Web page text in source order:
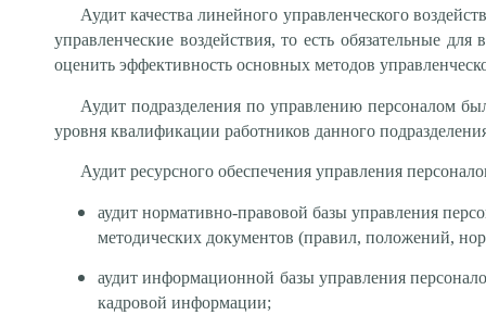
Аудит качества линейного управленческого
управленческие воздействия, то есть обязательные
оценить эффективность основных методов
Аудит подразделения по управлению персоналом
уровня квалификации работников данного
Аудит ресурсного обеспечения управления
аудит нормативно-правовой базы управления
методических документов (правил, положений,
аудит информационной базы управления
кадровой информации;